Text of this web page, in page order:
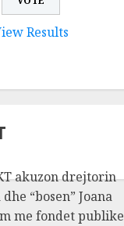
Results
akuzon drejtorin
“bosen” Joana
me fondet publike